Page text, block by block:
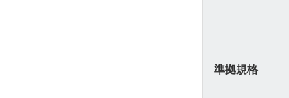
準拠規格